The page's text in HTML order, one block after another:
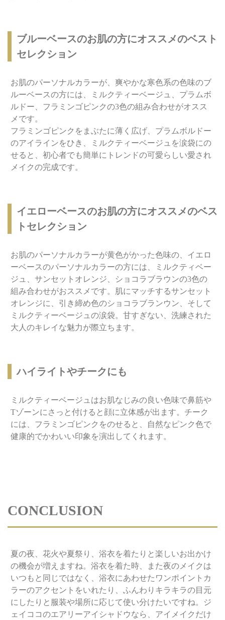
ブルーベースのお肌の方にオススメのベスト
セレクション
お肌のパーソナルカラーが、爽やかな寒色系の色味のブ
ルーベースの方には、ミルクティーベージュ、プラムボ
ルドー、フラミンゴピンクの3色の組み合わせがオスス
メです。
フラミンゴピンクをまぶたに薄く広げ、プラムボルドー
のアイラインをひき、ミルクティーベージュを涙袋にの
せると、初心者でも簡単にトレンドの可愛らしい愛され
メイクの完成です。
イエローベースのお肌の方にオススメのベス
トセレクション
お肌のパーソナルカラーが黄色がかった色味の、イエロ
ーベースのパーソナルカラーの方には、ミルクティベー
ジュ、サンセットオレンジ、ショコラブラウンの3色の
組み合わせがおススメです。肌にマッチするサンセット
オレンジに、引き締め色のショコラブランウン、そして
ミルクティーベージュの涙袋。甘すぎない、洗練された
大人のキレイな魅力が際立ちます。
ハイライトやチークにも
ミルクティーベージュはお肌なじみの良い色味で鼻筋や
Tゾーンにさっと付けると顔に立体感が出ます。チーク
には、フラミンゴピンクをのせると、自然なピンク色で
健康的でかわいい印象を演出してくれます。
CONCLUSION
夏の夜、花火や夏祭り、浴衣を着たりと楽しいお出かけ
の機会が増えますね。浴衣を着た時、また夜のメイクは
いつもと同じではなく、浴衣にあわせたワンポイントカ
ラーのアクセントをいれたり、ふんわりキラキラの目元
にしたりと服装や場所に応じて使い分けたいですね。ジ
ェイココのエアリーアイシャドウなら、アイメイクだけ